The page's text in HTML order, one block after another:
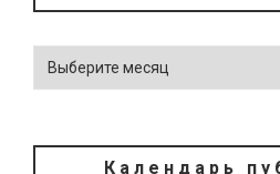
Календарь